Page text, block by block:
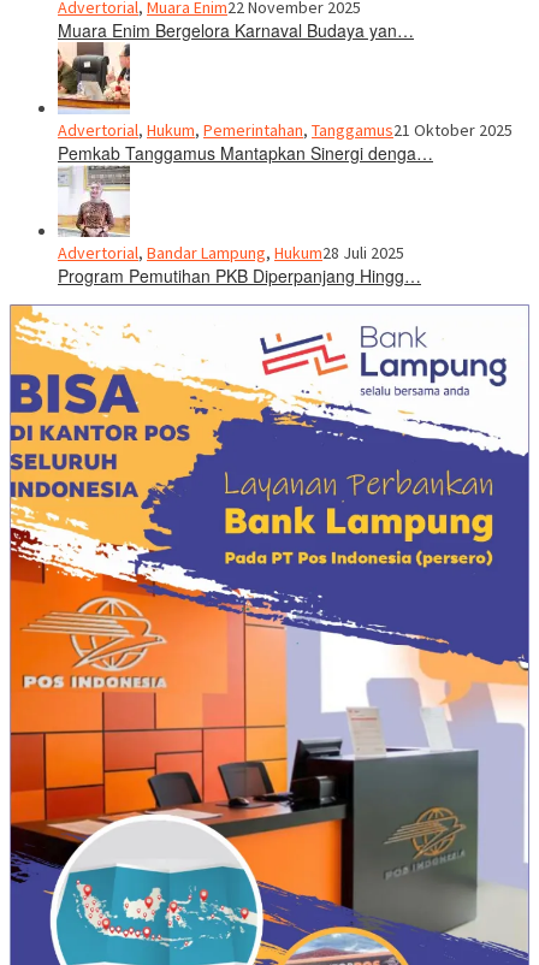
Advertorial, Muara Enim22 November 2025
Muara Enim Bergelora Karnaval Budaya yan…
Advertorial, Hukum, Pemerintahan, Tanggamus21 Oktober 2025
Pemkab Tanggamus Mantapkan Sinergi denga…
Advertorial, Bandar Lampung, Hukum28 Juli 2025
Program Pemutihan PKB Diperpanjang Hingg…